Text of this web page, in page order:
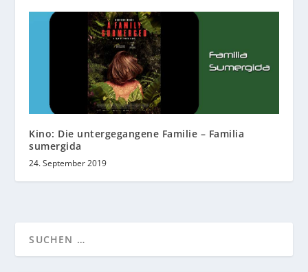
Kino: Die untergegangene Familie – Familia
sumergida
24. September 2019